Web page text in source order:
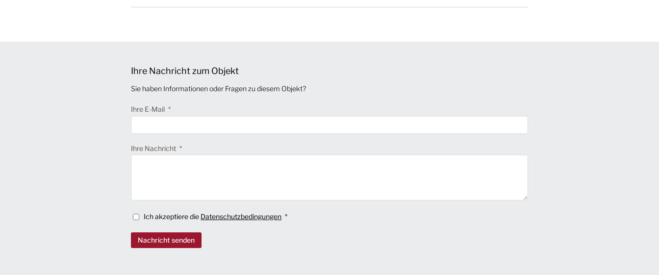
Ihre Nachricht zum Objekt
Sie haben Informationen oder Fragen zu diesem Objekt?
Ihre E-Mail
Ihre Nachricht
Ich akzeptiere die Datenschutzbedingungen
Nachricht senden